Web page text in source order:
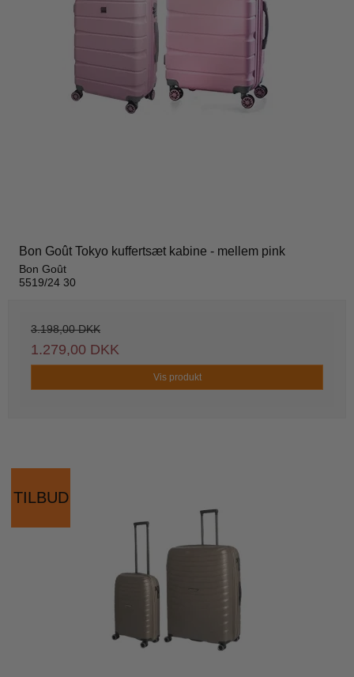
Bon Goût Tokyo kuffertsæt kabine - mellem pink
Bon Goût
5519/24 30
3.198,00 DKK
1.279,00 DKK
Vis produkt
TILBUD